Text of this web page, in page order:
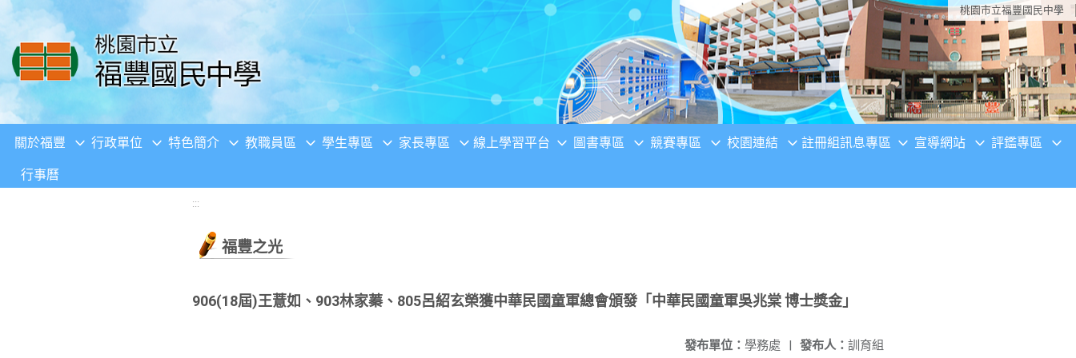
移至網頁之主要內容區位置 桃園市立福豐國民中學
關於福豐 行政單位 特色簡介 教職員區 學生專區 家長專區 線上學習平台 圖書專區 競賽專區 校園連結 註冊組訊息專區 宣導網站 評鑑專區
行事曆
:::
福豐之光
906(18屆)王薏如、903林家蓁、805呂紹玄榮獲中華民國童軍總會頒發「中華民國童軍吳兆棠 博士獎金」
發布人： 訓育組
發布單位： 學務處 |